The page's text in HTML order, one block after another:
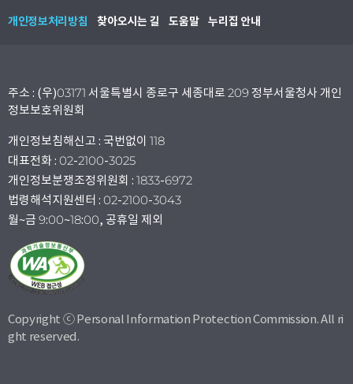
개인정보처리방침 찾아오시는 길 도움말 누리집 안내
주소 : (우)03171 서울특별시 종로구 세종대로 209 정부서울청사 개인
정보보호위원회
개인정보침해신고 : 국번없이 118
대표전화 : 02-2100-3025
개인정보분쟁조정위원회 : 1833-6972
법령해석지원센터 : 02-2100-3043
월~금 9:00~18:00, 공휴일 제외
Copyright ⓒ Personal Information Protection Commission. All ri
ght reserved.